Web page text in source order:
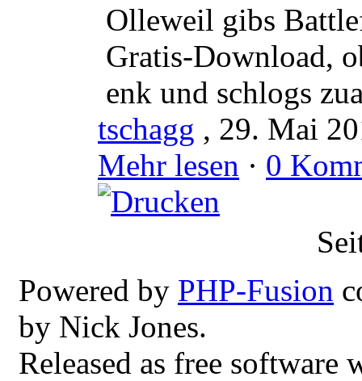
Olleweil gibs
Gratis-Download,
enk und schlogs
tschagg , 29. Mai
Mehr lesen · 0
Powered by PHP-Fusion
by Nick Jones.
Released as free